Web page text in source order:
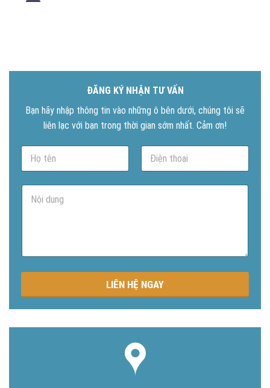
ĐĂNG KÝ NHẬN TƯ VẤN
Bạn hãy nhập thông tin vào những ô bên dưới, chúng tôi sẽ
liên lạc với bạn trong thời gian sớm nhất. Cảm ơn!
N
m
e
P
o
n
N
g
LIÊN HỆ NGAY